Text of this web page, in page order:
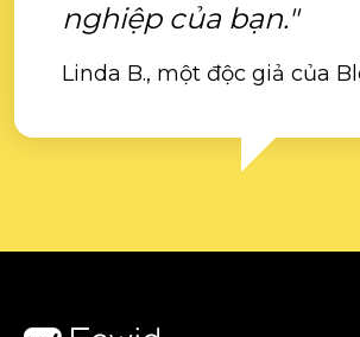
nghiệp của bạn."
Linda B., một độc giả của